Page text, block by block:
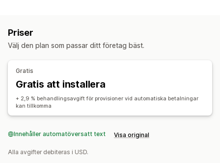
Hänvisningshantering
Affiliatelänkar
Analysverktyg
Automatisk spårning
Affiliate-upplevelse
Sidskapande Anpassad registrering
Anpassade länkar och rabatter
Betalningar
Automatiska betalningar
Schemalagda utbetalningar
Fraktkostnader
Priser
Välj den plan som passar ditt företag bäst.
Gratis
Gratis att installera
+ 2,9 % behandlingsavgift för provisioner vid automatiska betalningar
kan tillkomma
Innehåller automatöversatt text Visa original
Alla avgifter debiteras i USD.